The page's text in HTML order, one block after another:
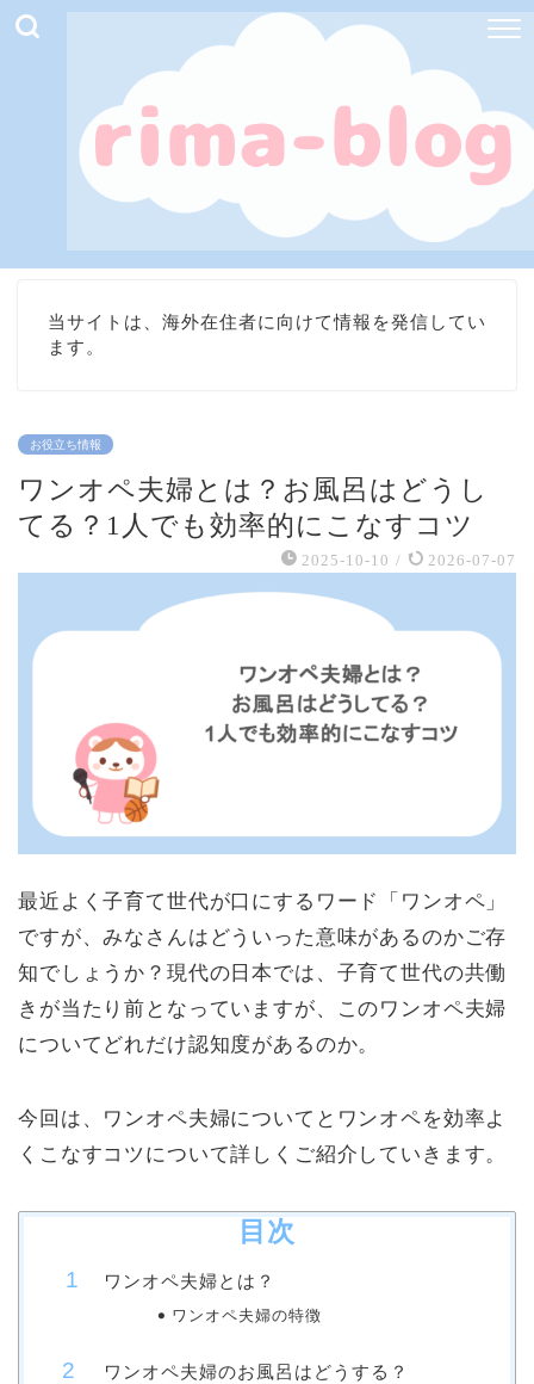
当サイトは、海外在住者に向けて情報を発信してい
ます。
お役立ち情報
ワンオペ夫婦とは？お風呂はどうし
てる？1人でも効率的にこなすコツ
2025-10-10 / 2026-07-07
最近よく子育て世代が口にするワード「ワンオペ」
ですが、みなさんはどういった意味があるのかご存
知でしょうか？現代の日本では、子育て世代の共働
きが当たり前となっていますが、このワンオペ夫婦
についてどれだけ認知度があるのか。
今回は、ワンオペ夫婦についてとワンオペを効率よ
くこなすコツについて詳しくご紹介していきます。
目次
ワンオペ夫婦とは？
ワンオペ夫婦の特徴
ワンオペ夫婦のお風呂はどうする？